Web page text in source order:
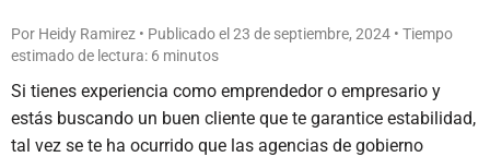
Por Heidy Ramirez • Publicado el 23 de septiembre, 2024 • Tiempo
estimado de lectura: 6 minutos
Si tienes experiencia como emprendedor o empresario y
estás buscando un buen cliente que te garantice estabilidad,
tal vez se te ha ocurrido que las agencias de gobierno